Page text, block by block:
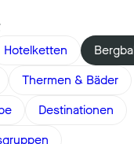
Hotelketten
Thermen & Bäder
Destinationen